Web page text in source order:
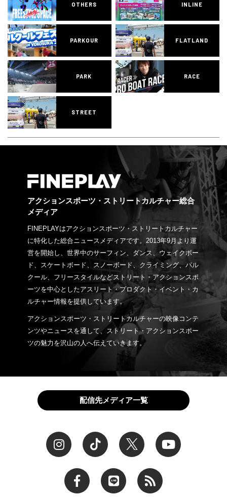
OTHERS INLINE
PARKOUR FLATLAND
PARK RACE
STREET
アクションスポーツ・ストリートカルチャー総合
メディア
FINEPLAYはアクションスポーツ・ストリートカルチャー
に特化した総合ニュースメディアです。2013年9月より運
営を開始し、世界中のサーフィン、ダンス、ウェイクボー
ド、スケートボード、スノーボード、クライミング、パル
クール、フリースタイルなどストリート・アクションスポ
ーツを中心としたアスリート・プロダクト・イベント・カ
ルチャー情報を提供しています。
アクションスポーツ・ストリートカルチャーの映像コンテ
ンツやニュースを通して、ストリート・アクションスポー
ツの魅力を沢山の人へ伝えていきます。
配信先メディア一覧